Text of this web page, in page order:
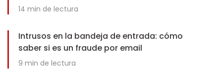
14 min de lectura
Intrusos en la bandeja de entrada: cómo
saber si es un fraude por email
9 min de lectura